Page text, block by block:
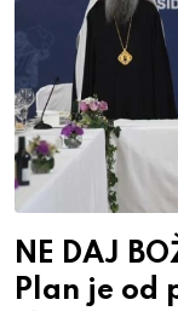
NE DAJ
Plan je od